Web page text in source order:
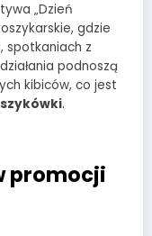
„Dzień
gdzie
spotkaniach z
podnoszą
kibiców, co jest
.
promocji